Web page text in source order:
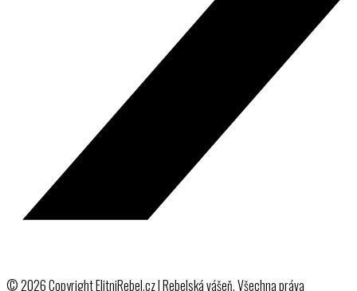
© 2026 Copyright ElitniRebel.cz | Rebelská vášeň. Všechna práva